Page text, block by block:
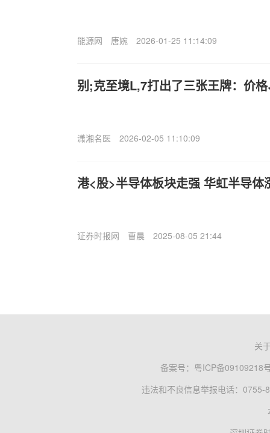
能源网 唐婉 2026-01-25 11:14:09
别;克至境L,7打出了三张王牌：价
潇湘名医 2026-02-05 11:10:09
港<股>半导体板块走强 华虹半导体
证券时报网 曹晨 2025-08-05 21:44
关
备案号： 粤ICP备09109218
违法和不良信息举报电话：0755-